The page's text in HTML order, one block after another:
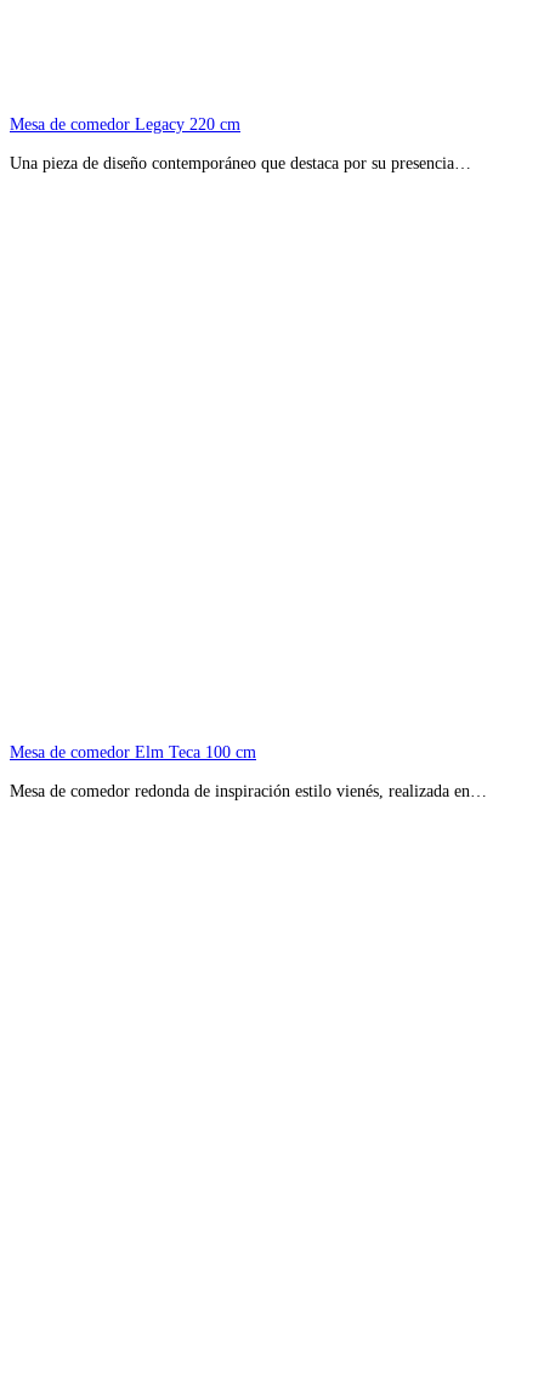
Mesa de comedor Legacy 220 cm
Una pieza de diseño contemporáneo que destaca por su presencia…
Mesa de comedor Elm Teca 100 cm
Mesa de comedor redonda de inspiración estilo vienés, realizada en…